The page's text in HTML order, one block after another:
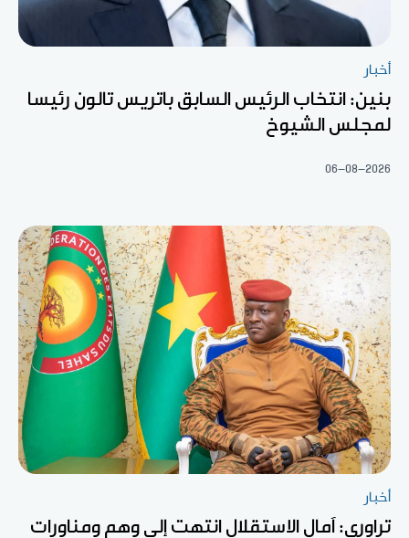
أخبار
بنين: انتخاب الرئيس السابق باتريس تالون رئيسا
لمجلس الشيوخ
06-08-2026
أخبار
تراوري: آمال الاستقلال انتهت إلى وهم ومناورات